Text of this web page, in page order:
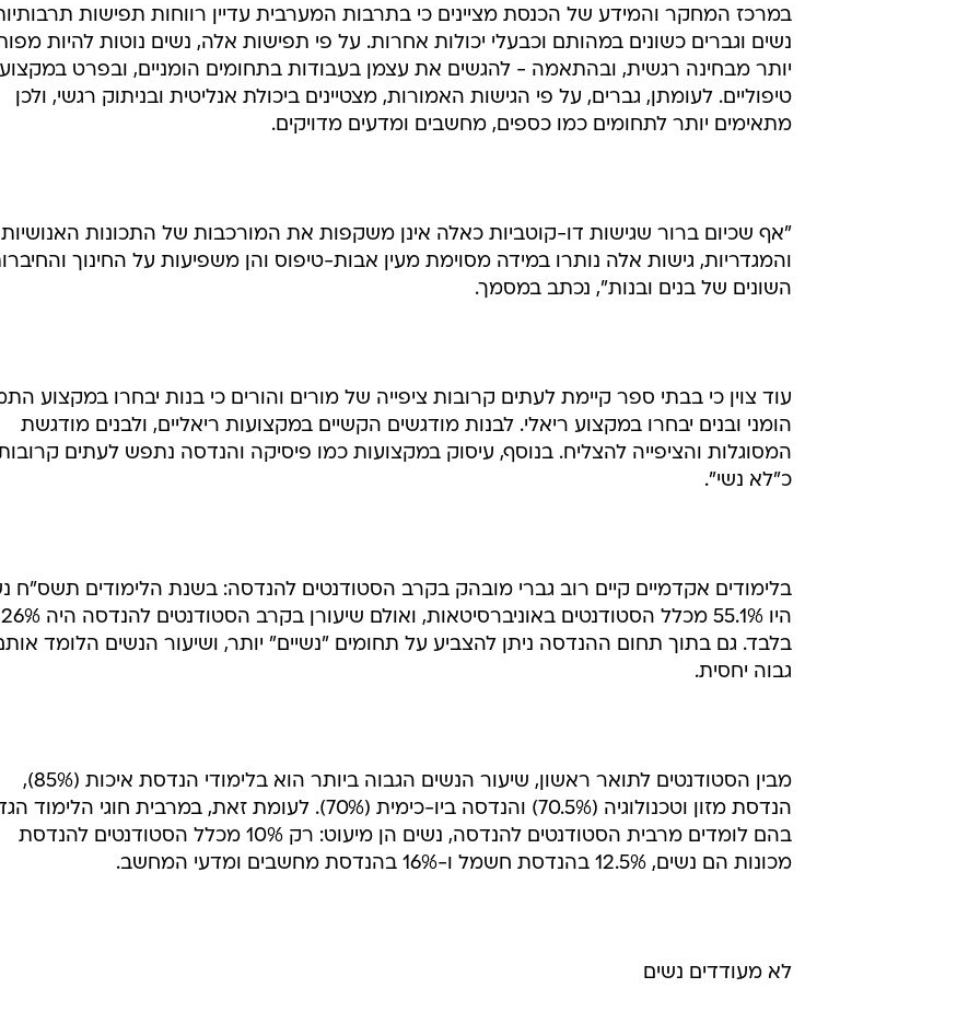
במרכז המחקר והמידע של הכנסת מציינים כי בתרבות המערבית עדיין רווחות תפישות
נשים וגברים כשונים במהותם וכבעלי יכולות אחרות. על פי תפישות אלה, נשים נוטות להיות
יותר מבחינה רגשית, ובהתאמה - להגשים את עצמן בעבודות בתחומים הומניים, ובפרט
טיפוליים. לעומתן, גברים, על פי הגישות האמורות, מצטיינים ביכולת אנליטית ובניתוק רגשי, ולכן
מתאימים יותר לתחומים כמו כספים, מחשבים ומדעים מדויקים.
"אף שכיום ברור שגישות דו-קוטביות כאלה אינן משקפות את המורכבות של התכונות האנושיות
והמגדריות, גישות אלה נותרו במידה מסוימת מעין אבות-טיפוס והן משפיעות על החינוך
השונים של בנים ובנות", נכתב במסמך.
עוד צוין כי בבתי ספר קיימת לעתים קרובות ציפייה של מורים והורים כי בנות יבחרו במקצוע
הומני ובנים יבחרו במקצוע ריאלי. לבנות מודגשים הקשיים במקצועות ריאליים, ולבנים מודגשת
המסוגלות והציפייה להצליח. בנוסף, עיסוק במקצועות כמו פיסיקה והנדסה נתפש לעתים
כ"לא נשי".
בלימודים אקדמיים קיים רוב גברי מובהק בקרב הסטודנטים להנדסה: בשנת הלימודים תשס"ח
היו 55.1% מכלל הסטודנטים באוניברסיטאות, ואולם שיעורן בקרב הסטודנטים להנדסה היה 26%
בלבד. גם בתוך תחום ההנדסה ניתן להצביע על תחומים "נשיים" יותר, ושיעור הנשים הלומד
גבוה יחסית.
מבין הסטודנטים לתואר ראשון, שיעור הנשים הגבוה ביותר הוא בלימודי הנדסת איכות (85%),
הנדסת מזון וטכנולוגיה (70.5%) והנדסה ביו-כימית (70%). לעומת זאת, במרבית חוגי
בהם לומדים מרבית הסטודנטים להנדסה, נשים הן מיעוט: רק 10% מכלל הסטודנטים להנדסת
מכונות הם נשים, 12.5% בהנדסת חשמל ו-16% בהנדסת מחשבים ומדעי המחשב.
לא מעודדים נשים